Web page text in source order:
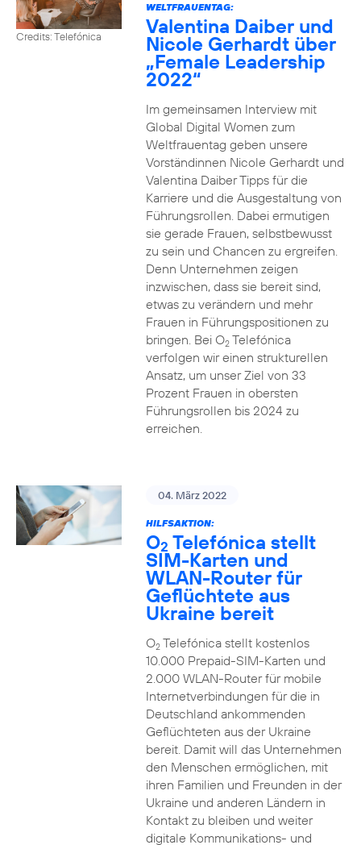
Credits: Telefónica
WELTFRAUENTAG:
Valentina Daiber und
Nicole Gerhardt über
„Female Leadership
2022“
Im gemeinsamen Interview mit
Global Digital Women zum
Weltfrauentag geben unsere
Vorständinnen Nicole Gerhardt und
Valentina Daiber Tipps für die
Karriere und die Ausgestaltung von
Führungsrollen. Dabei ermutigen
sie gerade Frauen, selbstbewusst
zu sein und Chancen zu ergreifen.
Denn Unternehmen zeigen
inzwischen, dass sie bereit sind,
etwas zu verändern und mehr
Frauen in Führungspositionen zu
bringen. Bei O2Telefónica
verfolgen wir einen strukturellen
Ansatz, um unser Ziel von 33
Prozent Frauen in obersten
Führungsrollen bis 2024 zu
erreichen.
04. März 2022
HILFSAKTION:
O2 Telefónica stellt
SIM-Karten und
WLAN-Router für
Geflüchtete aus
Ukraine bereit
O2Telefónica stellt kostenlos
10.000 Prepaid-SIM-Karten und
2.000 WLAN-Router für mobile
Internetverbindungen für die in
Deutschland ankommenden
Geflüchteten aus der Ukraine
bereit. Damit will das Unternehmen
den Menschen ermöglichen, mit
ihren Familien und Freunden in der
Ukraine und anderen Ländern in
Kontakt zu bleiben und weiter
digitale Kommunikations- und